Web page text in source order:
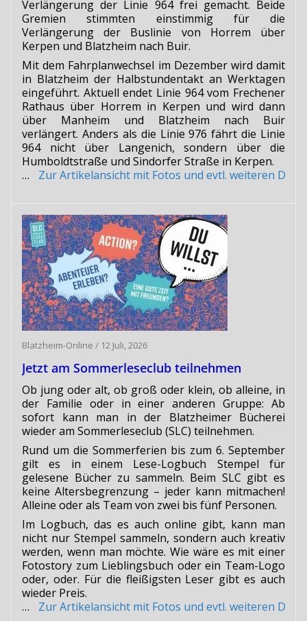
Verlängerung der Linie 964 frei gemacht. Beide
Gremien stimmten einstimmig für die
Verlängerung der Buslinie von Horrem über
Kerpen und Blatzheim nach Buir.
Mit dem Fahrplanwechsel im Dezember wird damit
in Blatzheim der Halbstundentakt an Werktagen
eingeführt. Aktuell endet Linie 964 vom Frechener
Rathaus über Horrem in Kerpen und wird dann
über Manheim und Blatzheim nach Buir
verlängert. Anders als die Linie 976 fährt die Linie
964 nicht über Langenich, sondern über die
Humboldtstraße und Sindorfer Straße in Kerpen.
…Zur Artikelansicht mit Fotos und evtl. weiteren
Blatzheim-Online / 12 Juli, 2026
Jetzt am Sommerleseclub teilnehmen
Ob jung oder alt, ob groß oder klein, ob alleine, in
der Familie oder in einer anderen Gruppe: Ab
sofort kann man in der Blatzheimer Bücherei
wieder am Sommerleseclub (SLC) teilnehmen.
Rund um die Sommerferien bis zum 6. September
gilt es in einem Lese-Logbuch Stempel für
gelesene Bücher zu sammeln. Beim SLC gibt es
keine Altersbegrenzung – jeder kann mitmachen!
Alleine oder als Team von zwei bis fünf Personen.
Im Logbuch, das es auch online gibt, kann man
nicht nur Stempel sammeln, sondern auch kreativ
werden, wenn man möchte. Wie wäre es mit einer
Fotostory zum Lieblingsbuch oder ein Team-Logo
oder, oder. Für die fleißigsten Leser gibt es auch
wieder Preis.
…Zur Artikelansicht mit Fotos und evtl. weiteren